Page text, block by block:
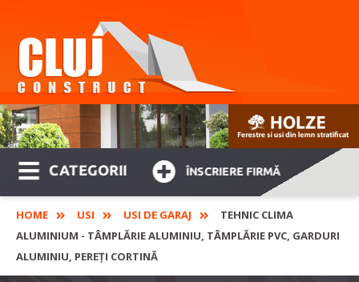
CATEGORII ÎNSCRIERE FIRMĂ
HOME USI USI DE GARAJ
TEHNIC CLIMA
ALUMINIUM - TÂMPLĂRIE ALUMINIU, TÂMPLĂRIE PVC, GARDURI
ALUMINIU, PEREȚI CORTINĂ